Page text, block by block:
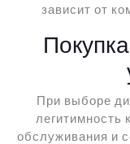
зависит от
При выборе
легитимность
обслуживания и